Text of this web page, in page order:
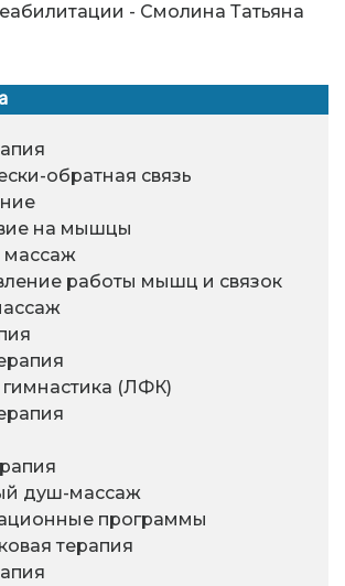
- Смолина Татьяна
обратная связь
на мышцы
массаж
работы мышц и связок
(ЛФК)
душ-массаж
программы
терапия